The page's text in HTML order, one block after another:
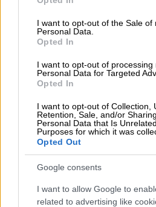
use your data for below specified
consent section.
I want to opt-out of the Sale of
Personal Data.
Opted In
I want to opt-out of processing
Personal Data for Targeted
Opted In
I want to opt-out of Collection,
Retention, Sale, and/or
Personal Data that Is
Purposes for which it was
Opted Out
Google consents
I want to allow Google to
related to advertising like
POPULAR VIDEOS
Κεντρικό...| 07.08.2026 19:53
Κεντρικό δελτίο